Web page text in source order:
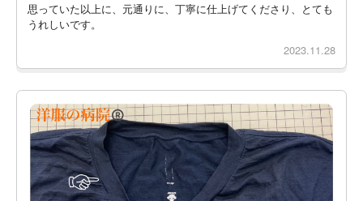
思っていた以上に、元通りに、丁寧に仕上げてくださり、とても
うれしいです。
2023.11.28